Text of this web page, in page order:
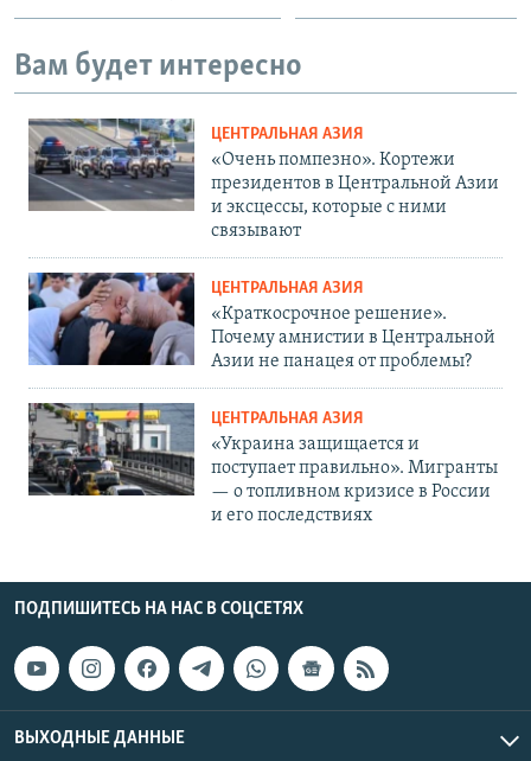
Вам будет интересно
ЦЕНТРАЛЬНАЯ АЗИЯ
«Очень помпезно». Кортежи
президентов в Центральной Азии
и эксцессы, которые с ними
связывают
ЦЕНТРАЛЬНАЯ АЗИЯ
«Краткосрочное решение».
Почему амнистии в Центральной
Азии не панацея от проблемы?
ЦЕНТРАЛЬНАЯ АЗИЯ
«Украина защищается и
поступает правильно». Мигранты
— о топливном кризисе в России
и его последствиях
ПОДПИШИТЕСЬ НА НАС В СОЦСЕТЯХ
ВЫХОДНЫЕ ДАННЫЕ